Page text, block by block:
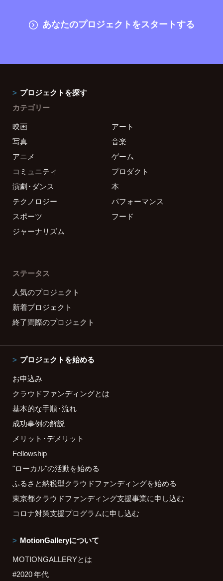
あなたのプロジェクトをスタートする
プロジェクトを探す
カテゴリー
映画
アート
写真
音楽
アニメ
ゲーム
コミュニティ
プロダクト
演劇・ダンス
本
テクノロジー
パフォーマンス
スポーツ
フード
ジャーナリズム
ステータス
人気のプロジェクト
新着プロジェクト
終了間際のプロジェクト
プロジェクトを始める
お申込み
クラウドファンディングとは
基本的な手順・流れ
成功事例の解説
メリット・デメリット
Fellowship
"ローカル"の活動を始める
ふるさと納税型クラウドファンディングを始める
東京都クラウドファンディング支援事業に申し込む
コロナ対策支援プログラムに申し込む
MotionGalleryについて
MOTIONGALLERYとは
#2020 年代